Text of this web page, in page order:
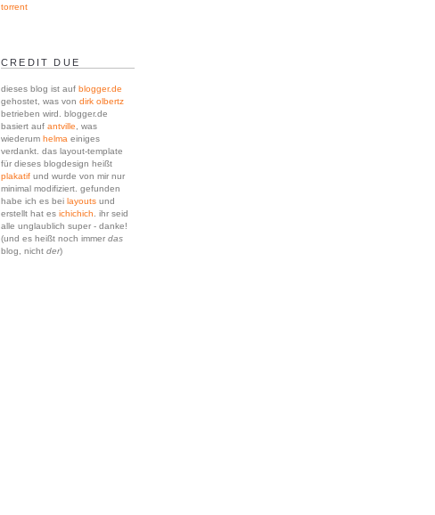
torrent
CREDIT DUE
dieses blog ist auf blogger.de
gehostet, was von dirk olbertz
betrieben wird. blogger.de
basiert auf antville , was
wiederum helma einiges
verdankt. das layout-template
für dieses blogdesign heißt
plakatif und wurde von mir nur
minimal modifiziert. gefunden
habe ich es bei layouts und
erstellt hat es ichichich . ihr seid
alle unglaublich super - danke!
(und es heißt noch immer das
blog, nicht der)